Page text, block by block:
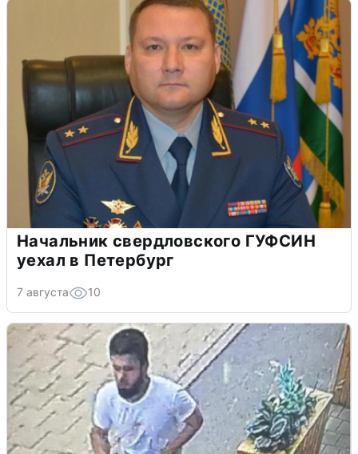
Начальник свердловского ГУФСИН
уехал в Петербург
7 августа 10